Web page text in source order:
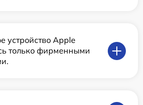
устройство Apple
только фирменными